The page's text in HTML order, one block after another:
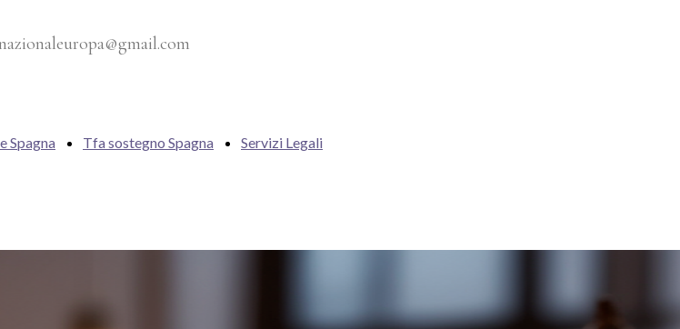
Spagna Tfa sostegno Spagna Servizi Legali